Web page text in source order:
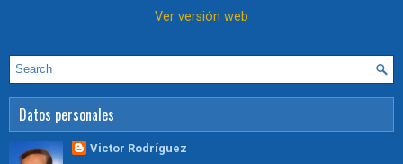
Ver versión web
Datos personales
Victor Rodríguez